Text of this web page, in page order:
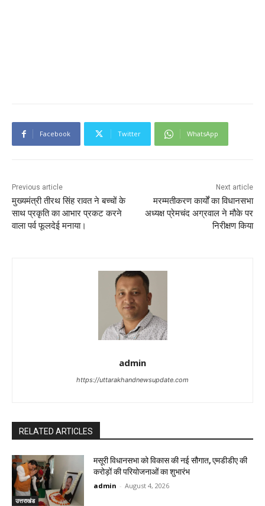
Facebook Twitter WhatsApp
Previous article
मुख्यमंत्री तीरथ सिंह रावत ने बच्चों के
साथ प्रकृति का आभार प्रकट करने
वाला पर्व फूलदेई मनाया।
Next article
मरम्मतीकरण कार्यों का विधानसभा
अध्यक्ष प्रेमचंद अग्रवाल ने मौके पर
निरीक्षण किया
admin
https://uttarakhandnewsupdate.com
RELATED ARTICLES
उत्तराखंड
मसूरी विधानसभा को विकास की नई सौगात, एमडीडीए की
करोड़ों की परियोजनाओं का शुभारंभ
admin - August 4, 2026